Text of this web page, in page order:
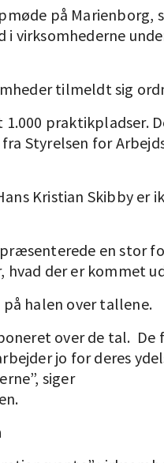
på Marienborg,
virksomhederne
tilmeldt sig
praktikpladser.
Styrelsen for
Kristian Skibby er
en stor
der er kommet
halen over tallene.
over de tal. De
jo for deres
siger